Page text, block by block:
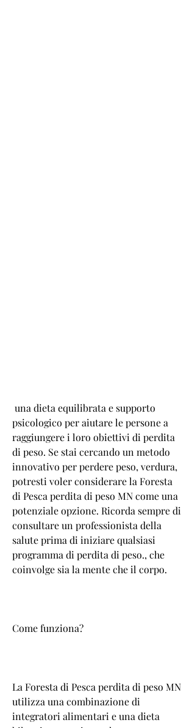
psicologico per aiutare le persone a
raggiungere i loro obiettivi di perdita
di peso. Se stai cercando un metodo
innovativo per perdere peso, verdura,
potresti voler considerare la Foresta
di Pesca perdita di peso MN come una
potenziale opzione. Ricorda sempre di
consultare un professionista della
salute prima di iniziare qualsiasi
programma di perdita di peso., che
coinvolge sia la mente che il corpo.
Come funziona?
La Foresta di Pesca perdita di peso MN
utilizza una combinazione di
integratori alimentari e una dieta